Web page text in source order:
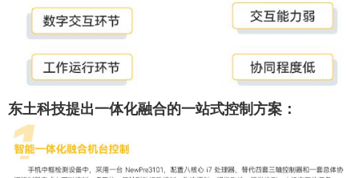
东土科技提出一体化融合的一站式控制方案：